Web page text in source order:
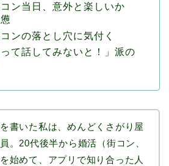
コン当日、意外と楽しいか
ンの落とし穴に気付く
て話してみないと！」派の
書いた私は、めんどくさがり屋
。20代後半から婚活（街コン、
始めて、アプリで知り合った人